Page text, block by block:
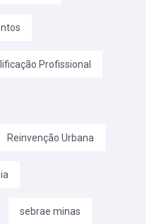
Profissional
Reinvenção Urbana
sebrae minas